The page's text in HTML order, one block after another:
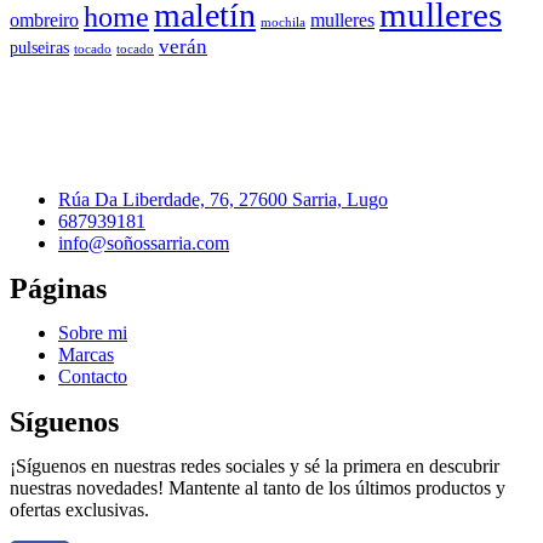
ombreiro homemaletín mochila mulleres mulleres
pulseiras tocado tocado verán
Rúa Da Liberdade, 76, 27600 Sarria, Lugo
687939181
info@soñossarria.com
Páginas
Sobre mi
Marcas
Contacto
Síguenos
¡Síguenos en nuestras redes sociales y sé la primera en descubrir
nuestras novedades! Mantente al tanto de los últimos productos y
ofertas exclusivas.